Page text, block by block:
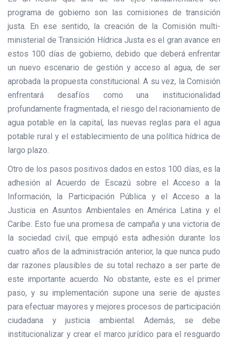
programa de gobierno son las comisiones de transición
justa. En ese sentido, la creación de la Comisión multi-
ministerial de Transición Hídrica Justa es el gran avance en
estos 100 días de gobierno, debido que deberá enfrentar
un nuevo escenario de gestión y acceso al agua, de ser
aprobada la propuesta constitucional. A su vez, la Comisión
enfrentará desafíos como una institucionalidad
profundamente fragmentada, el riesgo del racionamiento de
agua potable en la capital, las nuevas reglas para el agua
potable rural y el establecimiento de una política hídrica de
largo plazo.
Otro de los pasos positivos dados en estos 100 días, es la
adhesión al Acuerdo de Escazú sobre el Acceso a la
Información, la Participación Pública y el Acceso a la
Justicia en Asuntos Ambientales en América Latina y el
Caribe. Esto fue una promesa de campaña y una victoria de
la sociedad civil, que empujó esta adhesión durante los
cuatro años de la administración anterior, la que nunca pudo
dar razones plausibles de su total rechazo a ser parte de
este importante acuerdo. No obstante, este es el primer
paso, y su implementación supone una serie de ajustes
para efectuar mayores y mejores procesos de participación
ciudadana y justicia ambiental. Además, se debe
institucionalizar y crear el marco jurídico para el resguardo